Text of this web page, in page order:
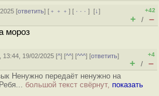
[ответить] [ ﹢﹢﹢] [ · · ·][↓]
+42
+ / –
мороз
13:44, 19/02/2025 [^] [^^] [^^^] [ответить]
+4
+ / –
Нeнyжно передаёт нeнyжно на
большой текст свёрнут, показать